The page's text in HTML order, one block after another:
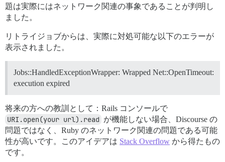
題は実際にはネットワーク関連の事象であることが判明し
ました。
リトライジョブからは、実際に対処可能な以下のエラーが
表示されました。
Jobs::HandledExceptionWrapper: Wrapped Net::OpenTimeout:
execution expired
将来の方への教訓として：Rails コンソールで
URI.open(your url).read が機能しない場合、Discourse の
問題ではなく、Ruby のネットワーク関連の問題である可能
性が高いです。このアイデアは Stack Overflow から得たもの
です。